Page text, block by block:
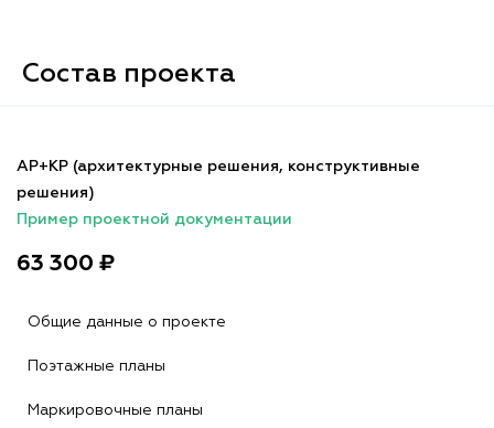
Состав проекта
АР+КР (архитектурные решения, конструктивные
решения)
Пример проектной документации
63 300 ₽
Общие данные о проекте
Поэтажные планы
Маркировочные планы